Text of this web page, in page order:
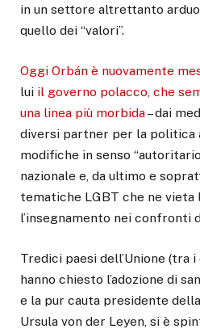
in un settore altrettanto
quello dei “valori”.
Oggi Orbán è nuovamente
lui il governo polacco, che
una linea più morbida– dai
diversi partner per la politica
modifiche in senso
nazionale e, da ultimo e
tematiche LGBT che ne vieta
l’insegnamento nei confronti
Tredici paesi dell’Unione (tra
hanno chiesto l’adozione di
e la pur cauta presidente
Ursula von der Leyen, si è